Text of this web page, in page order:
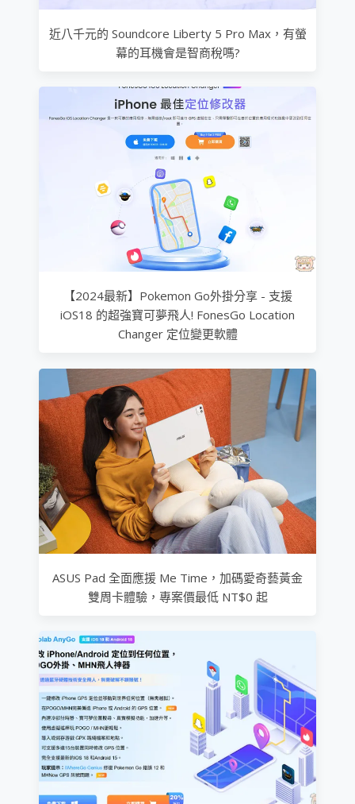
近八千元的 Soundcore Liberty 5 Pro Max，有螢
幕的耳機會是智商稅嗎?
【2024最新】Pokemon Go外掛分享 - 支援
iOS18 的超強寶可夢飛人! FonesGo Location
Changer 定位變更軟體
ASUS Pad 全面應援 Me Time，加碼愛奇藝黃金
雙周卡體驗，專案價最低 NT$0 起